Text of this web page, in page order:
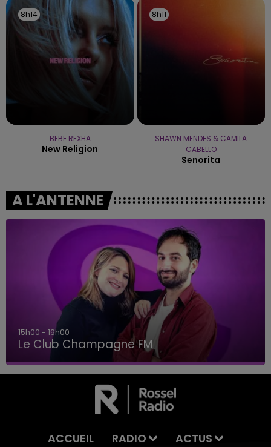
8h14
8h14
BEBE REXHA
New Religion
8h11
8h11
SHAWN MENDES & CAMILA
CABELLO
Senorita
A L'ANTENNE
15h00 - 19h00
Le Club Champagne FM
ACCUEIL RADIO ACTUS